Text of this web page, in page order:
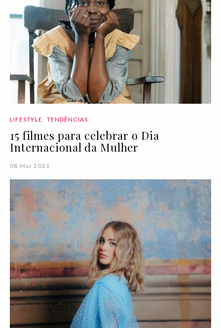
LIFESTYLE TENDÊNCIAS
15 filmes para celebrar o Dia
Internacional da Mulher
08 Mar 2021